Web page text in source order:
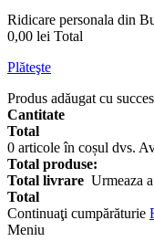
Ridicare personala din
0,00 lei Total
Plăteşte
Produs adăugat cu
Cantitate
Total
0 articole în coșul dvs.
Total produse:
Total livrare Urmeaza
Total
Continuaţi cumpărăturie
Meniu